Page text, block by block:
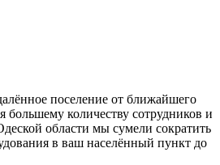
поселение от ближайшего
большему количеству сотрудников и
области мы сумели сократить
в ваш населённый пункт до